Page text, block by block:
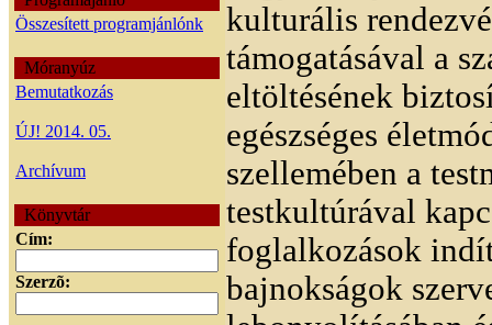
Összesített programjánlónk
Móranyúz
Bemutatkozás
ÚJ! 2014. 05.
Archívum
Könyvtár
Cím:
Szerzõ:
kulturális
támogatásával a
eltöltésének
egészséges
szellemében a
testkultúrával
foglalkozások
bajnokságok